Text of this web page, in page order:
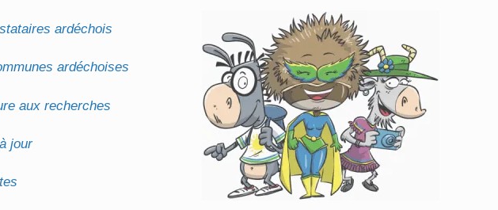
ardéchois
ardéchoises
aux recherches
jour